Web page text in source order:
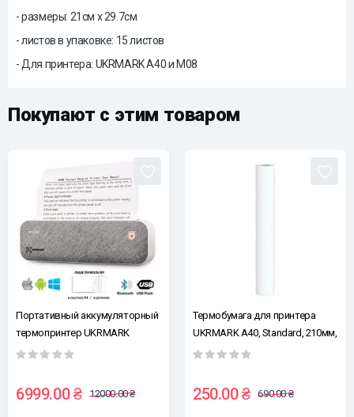
- размеры: 21см x 29.7см
- листов в упаковке: 15 листов
- Для принтера: UKRMARK A40 и M08
Покупают с этим товаром
Портативный аккумуляторный
термопринтер UKRMARK
A40GR, для печати на
серый
6999.00 ₴ 12000.00 ₴
Термобумага для принтера
UKRMARK A40, Standard, 210мм,
рулон, изображение хранится
250.00 ₴ 690.00 ₴